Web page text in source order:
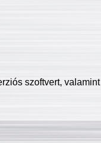
szoftvert, valamint